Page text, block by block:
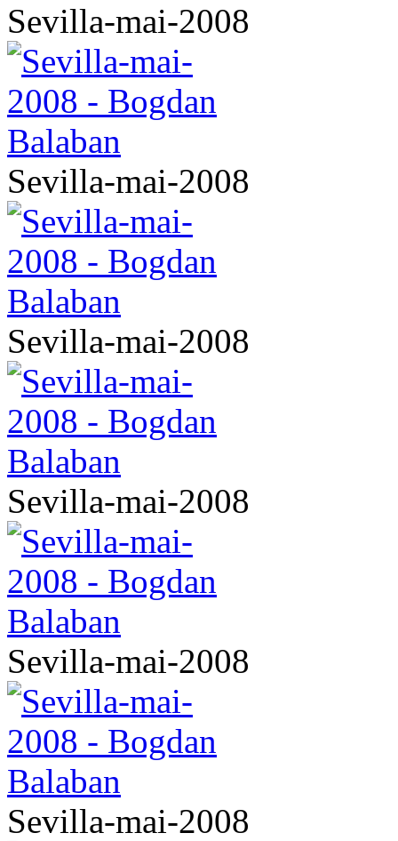
Sevilla-mai-2008
Sevilla-mai-2008
Sevilla-mai-2008
Sevilla-mai-2008
Sevilla-mai-2008
Sevilla-mai-2008